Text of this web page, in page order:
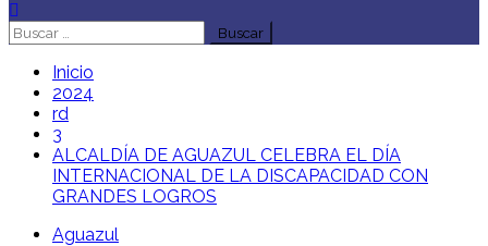
Buscar:
Inicio
2024
rd
3
ALCALDÍA DE AGUAZUL CELEBRA EL DÍA
INTERNACIONAL DE LA DISCAPACIDAD CON
GRANDES LOGROS
Aguazul